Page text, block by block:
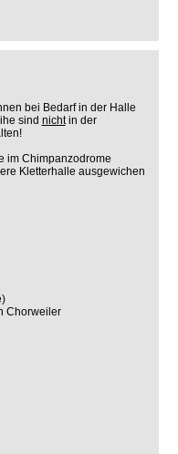
bei Bedarf in der Halle
sind nichtin der
im Chimpanzodrome
Kletterhalle ausgewichen
Chorweiler